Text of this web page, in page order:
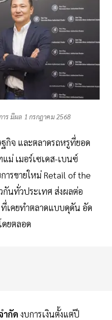
าร มีผล 1 กรกฎาคม 2568
กิจ และตลาดรถหรูที่ยอด
ม่ เมอร์เซเดส-เบนซ์
ารขายใหม่ Retail of the
กันทั่วประเทศ ส่งผลต่อ
ที่เคยทำตลาดแบบดุดัน อัด
ยตลอด
ำกัด งบการเงินตั้งแต่ปี